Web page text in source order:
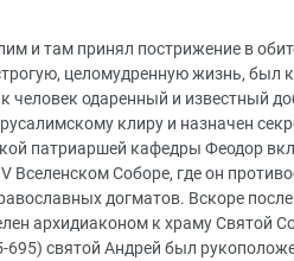
и там принял пострижение в
целомудренную жизнь, был
человек одаренный и известный
клиру и назначен
патриаршей кафедры Феодор
Вселенском Соборе, где он
догматов. Вскоре
архидиаконом к храму Святой
святой Андрей был